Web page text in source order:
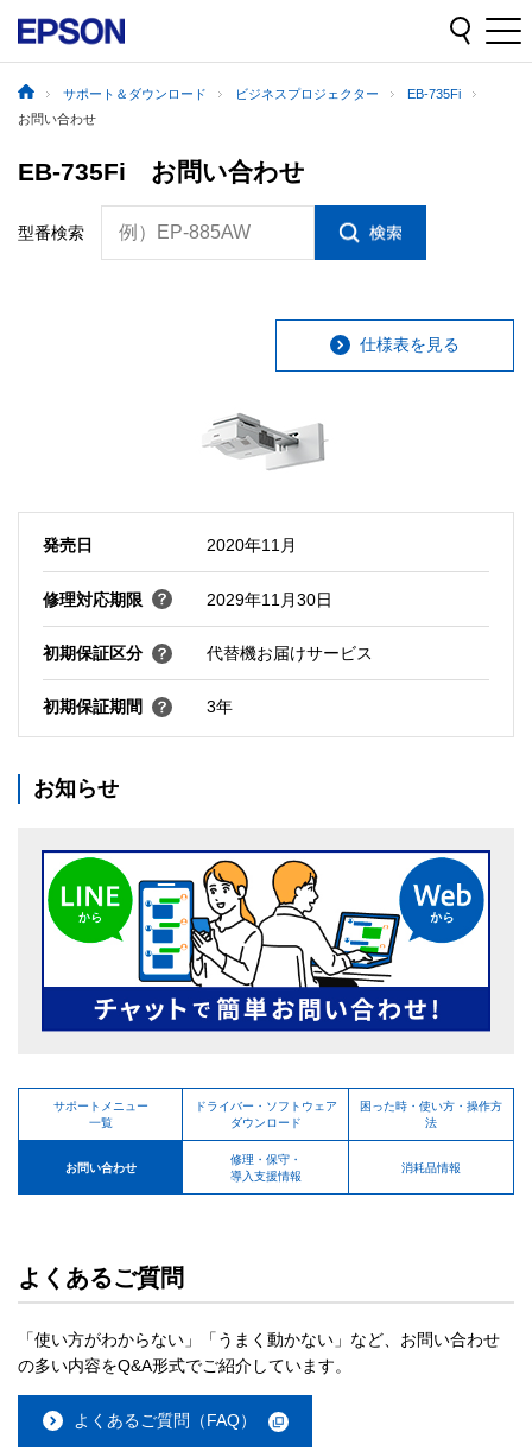
サポート＆ダウンロード ビジネスプロジェクター
EB-735Fi
お問い合わせ
EB-735Fi お問い合わせ
型番検索 例）EP-885AW
仕様表を見る
発売日 2020年11月
修理対応期限 2029年11月30日
初期保証区分 代替機お届けサービス
初期保証期間 3年
お知らせ
サポートメニュー
一覧
ドライバー・ソフトウェア
ダウンロード
困った時・使い方・操作方
法
お問い合わせ
修理・保守・
導入支援情報
消耗品情報
よくあるご質問
「使い方がわからない」「うまく動かない」など、お問い合わせ
の多い内容をQ&A形式でご紹介しています。
よくあるご質問（FAQ）